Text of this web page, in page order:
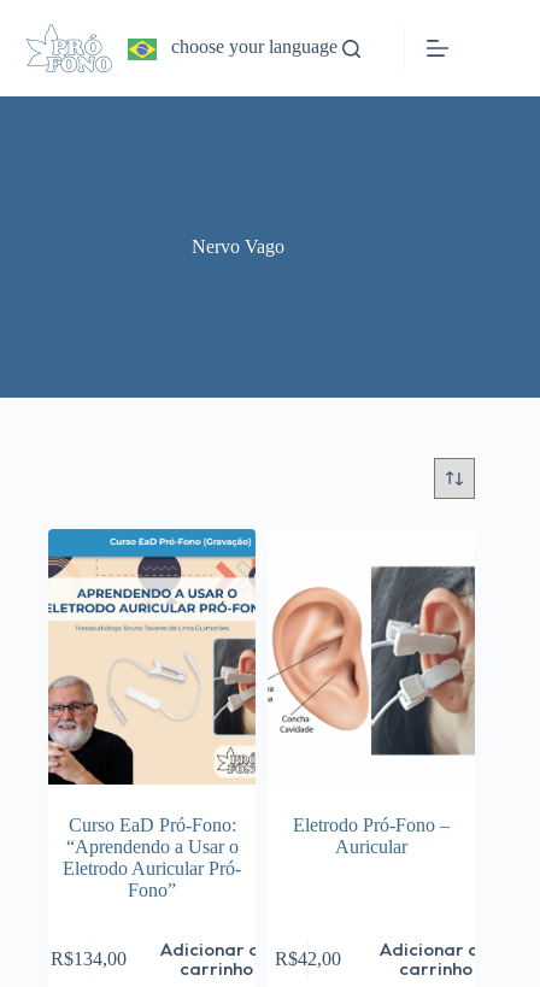
conteúdo
choose your language
Nervo Vago
Curso EaD Pró-Fono:
“Aprendendo a Usar o
Eletrodo Auricular Pró-
Fono”
R$134,00
Adicionar ao
carrinho
Eletrodo Pró-Fono –
Auricular
R$42,00
Adicionar ao
carrinho